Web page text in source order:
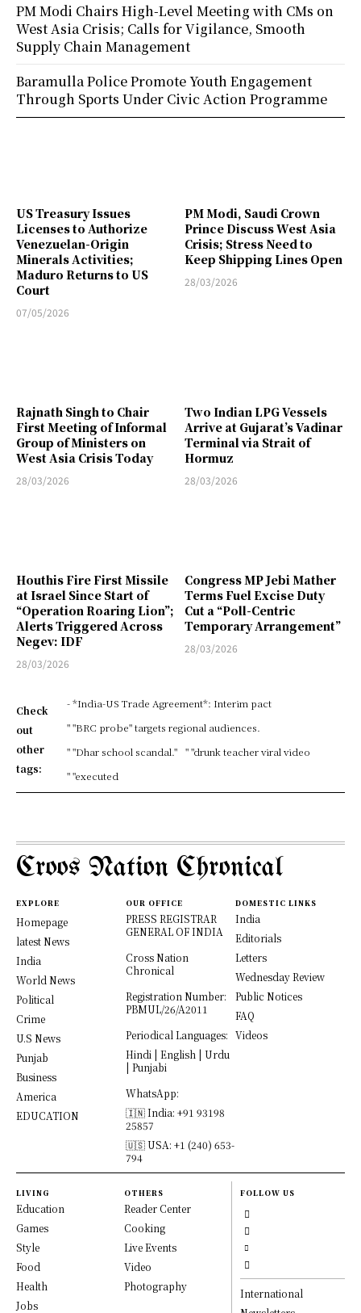
US Treasury Issues
Licenses to Authorize
Venezuelan-Origin
Minerals Activities;
Maduro Returns to US
Court
07/05/2026
PM Modi, Saudi Crown
Prince Discuss West Asia
Crisis; Stress Need to
Keep Shipping Lines Open
28/03/2026
Rajnath Singh to Chair
First Meeting of Informal
Group of Ministers on
West Asia Crisis Today
28/03/2026
Two Indian LPG Vessels
Arrive at Gujarat’s Vadinar
Terminal via Strait of
Hormuz
28/03/2026
Houthis Fire First Missile
at Israel Since Start of
“Operation Roaring Lion”;
Alerts Triggered Across
Negev: IDF
28/03/2026
Congress MP Jebi Mather
Terms Fuel Excise Duty
Cut a “Poll-Centric
Temporary Arrangement”
28/03/2026
Check
out
other
tags:
- *India-US Trade Agreement*: Interim pact
" "BRC probe" targets regional audiences.
" "Dhar school scandal." " "drunk teacher viral video
" "executed
PM Modi Chairs High-Level Meeting with CMs on
West Asia Crisis; Calls for Vigilance, Smooth
Supply Chain Management
Baramulla Police Promote Youth Engagement
Through Sports Under Civic Action Programme
Croos Nation Chronical
EXPLORE
Homepage
latest News
India
World News
Political
Crime
U.S News
Punjab
Business
America
EDUCATION
OUR OFFICE
PRESS REGISTRAR
GENERAL OF INDIA
Cross Nation
Chronical
Registration Number:
PBMUL/26/A2011
Periodical Languages:
Hindi | English | Urdu
| Punjabi
WhatsApp:
🇮🇳 India: +91 93198
25857
🇺🇸 USA: +1 (240) 653-
794
DOMESTIC LINKS
India
Editorials
Letters
Wednesday Review
Public Notices
FAQ
Videos
LIVING
Education
Games
Style
Food
Health
Jobs
OTHERS
Reader Center
Cooking
Live Events
Video
Photography
FOLLOW US
International